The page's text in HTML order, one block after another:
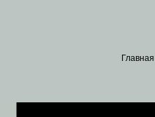
Главная